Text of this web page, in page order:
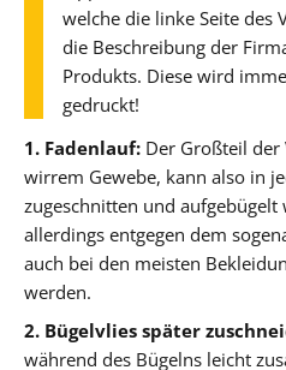
welche die linke Seite des
die Beschreibung der
Produkts. Diese wird
gedruckt!
1. Fadenlauf: Der Großteil
wirrem Gewebe, kann also in
zugeschnitten und aufgebügelt
allerdings entgegen dem
auch bei den meisten
werden.
2. Bügelvlies später
während des Bügelns leicht